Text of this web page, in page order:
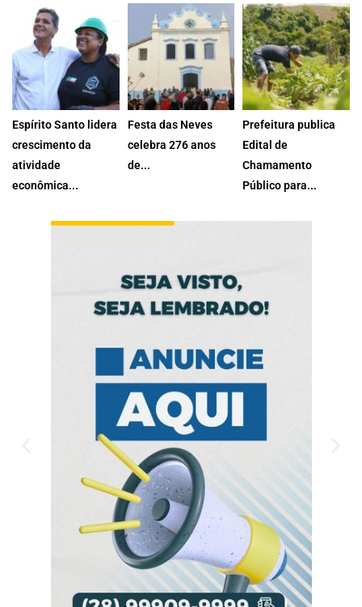
governador...
6 de agosto de
2026
4 de agosto de
2026
terça-feira...
30 de julho de
2026
Espírito Santo lidera
crescimento da
atividade
econômica...
de 4,4%...
Festa das Neves
celebra 276 anos
de...
26 de julho de
Prefeitura publica
Edital de
Chamamento
Público para...
Presidente Kennedy,